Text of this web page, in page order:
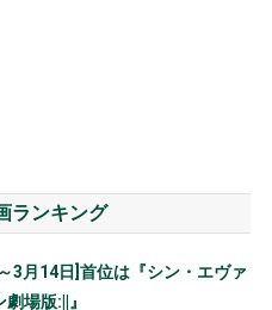
ランキング
3月14日]首位は『シン・エヴァ
場版:||』